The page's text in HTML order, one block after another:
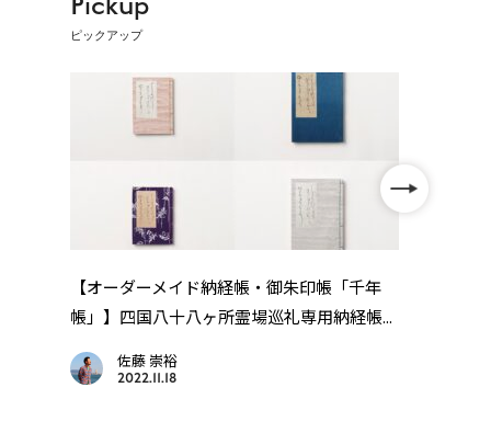
ピックアップ
【オーダーメイド納経帳・御朱印帳「千年
帳」】四国八十八ヶ所霊場巡礼専用納経帳...
佐藤 崇裕
2022.11.18